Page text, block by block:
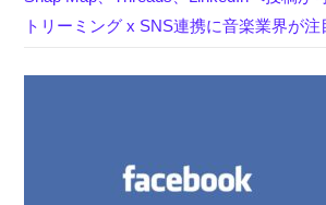
トリーミング x SNS連携に音楽業界が